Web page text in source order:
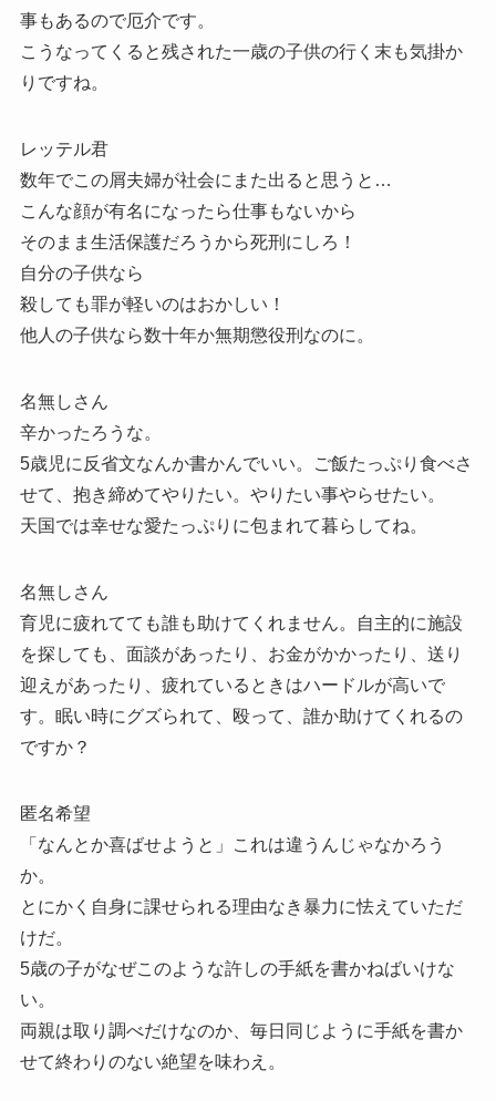
事もあるので厄介です。
こうなってくると残された一歳の子供の行く末も気掛か
りですね。
レッテル君
数年でこの屑夫婦が社会にまた出ると思うと…
こんな顔が有名になったら仕事もないから
そのまま生活保護だろうから死刑にしろ！
自分の子供なら
殺しても罪が軽いのはおかしい！
他人の子供なら数十年か無期懲役刑なのに。
名無しさん
辛かったろうな。
5歳児に反省文なんか書かんでいい。ご飯たっぷり食べさ
せて、抱き締めてやりたい。やりたい事やらせたい。
天国では幸せな愛たっぷりに包まれて暮らしてね。
名無しさん
育児に疲れてても誰も助けてくれません。自主的に施設
を探しても、面談があったり、お金がかかったり、送り
迎えがあったり、疲れているときはハードルが高いで
す。眠い時にグズられて、殴って、誰か助けてくれるの
ですか？
匿名希望
「なんとか喜ばせようと」これは違うんじゃなかろう
か。
とにかく自身に課せられる理由なき暴力に怯えていただ
けだ。
5歳の子がなぜこのような許しの手紙を書かねばいけな
い。
両親は取り調べだけなのか、毎日同じように手紙を書か
せて終わりのない絶望を味わえ。